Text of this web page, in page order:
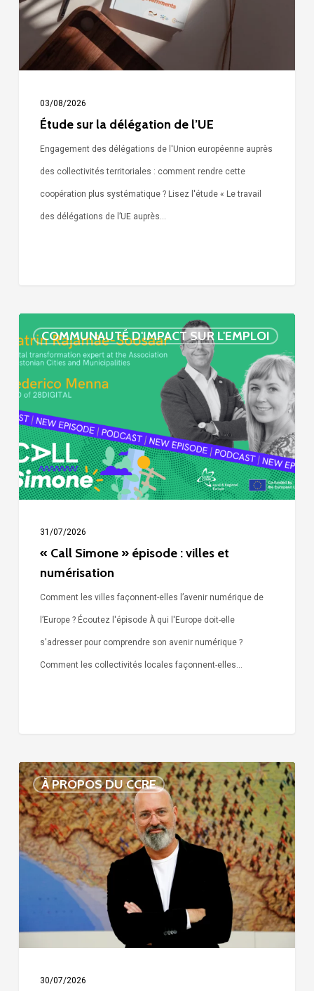
l’UE
03/08/2026
Étude sur la délégation de l’UE
Engagement des délégations de l'Union européenne auprès
des collectivités territoriales : comment rendre cette
coopération plus systématique ? Lisez l'étude « Le travail
des délégations de l’UE auprès…
COMMUNAUTÉ D'IMPACT SUR L'EMPLOI
Simone »
épisode
:
villes
et
numérisation
31/07/2026
« Call Simone » épisode : villes et
numérisation
Comment les villes façonnent-elles l’avenir numérique de
l’Europe ? Écoutez l'épisode À qui l'Europe doit-elle
s'adresser pour comprendre son avenir numérique ?
Comment les collectivités locales façonnent-elles…
À PROPOS DU CCRE
Voix
de
nos
75
ans
d’histoire
Stefano
Bonaccini
30/07/2026